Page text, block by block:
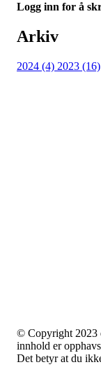
Logg inn for å
Arkiv
2024 (4) 2023 (16)
© Copyright 2023
innhold er
Det betyr at du